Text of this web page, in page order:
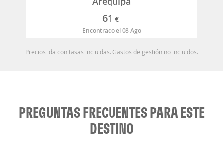
61 €
Encontrado el 08 Ago
Precios ida con tasas incluidas. Gastos de gestión no incluidos.
PREGUNTAS FRECUENTES PARA ESTE
DESTINO